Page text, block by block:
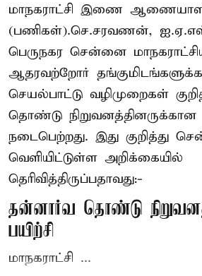
மாநகராட்சி இணை
(பணிகள்).செ.சரவணன்,
பெருநகர சென்னை
ஆதரவற்றோர்
செயல்பாட்டு வழிமுறைகள்
தொண்டு நிறுவனத்தினருக்கான
நடைபெற்றது. இது குறித்து
வெளியிட்டுள்ள அறிக்கையில்
தெரிவித்திருப்பதாவது:-
தன்னார்வ தொண்டு
பயிற்சி
மாநகராட்சி ...